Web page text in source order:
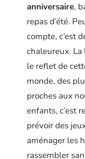
anniversaire,
repas d’été.
compte, c’est
chaleureux. La
le reflet de
monde, des
proches aux
enfants, c’est
prévoir des
aménager les
rassembler